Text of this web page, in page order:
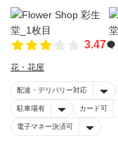
3.47
花・花屋
配達・デリバリー対応
駐車場有 カード可
電子マネー決済可